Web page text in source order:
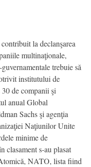
la declanşarea
multinaţionale,
trebuie să
institutului de
de companii şi
anual Global
Sachs şi agenţia
Naţiunilor Unite
minime de
clasament s-au plasat
NATO, lista fiind